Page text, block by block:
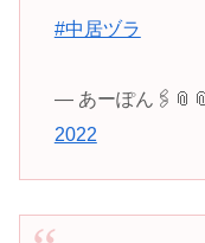
#中居ヅラ
— あーぽん
2022